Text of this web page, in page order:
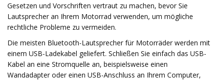
Gesetzen und Vorschriften vertraut zu machen, bevor Sie
Lautsprecher an Ihrem Motorrad verwenden, um mögliche
rechtliche Probleme zu vermeiden.
Die meisten Bluetooth-Lautsprecher für Motorräder werden mit
einem USB-Ladekabel geliefert. Schließen Sie einfach das USB-
Kabel an eine Stromquelle an, beispielsweise einen
Wandadapter oder einen USB-Anschluss an Ihrem Computer,